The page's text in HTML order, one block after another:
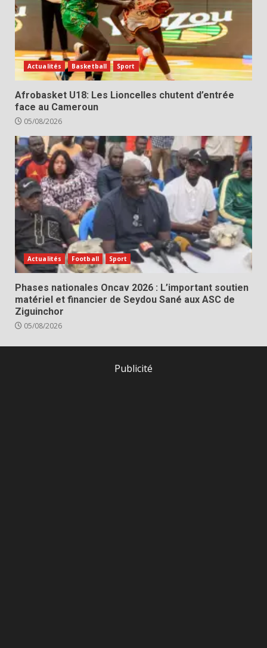
Actualités Basketball Sport
Afrobasket U18: Les Lioncelles chutent d’entrée
face au Cameroun
05/08/2026
Actualités Football Sport
Phases nationales Oncav 2026 : L’important soutien
matériel et financier de Seydou Sané aux ASC de
Ziguinchor
05/08/2026
Publicité